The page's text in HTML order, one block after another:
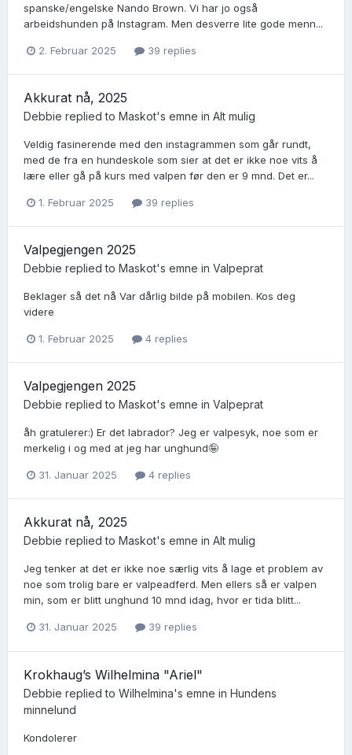
spanske/engelske Nando Brown. Vi har jo også
arbeidshunden på Instagram. Men desverre lite gode menn...
2. Februar 2025 39 replies
Akkurat nå, 2025
Debbie replied to Maskot's emne in Alt mulig
Veldig fasinerende med den instagrammen som går rundt,
med de fra en hundeskole som sier at det er ikke noe vits å
lære eller gå på kurs med valpen før den er 9 mnd. Det er...
1. Februar 2025 39 replies
Valpegjengen 2025
Debbie replied to Maskot's emne in Valpeprat
Beklager så det nå Var dårlig bilde på mobilen. Kos deg
videre
1. Februar 2025 4 replies
Valpegjengen 2025
Debbie replied to Maskot's emne in Valpeprat
åh gratulerer:) Er det labrador? Jeg er valpesyk, noe som er
merkelig i og med at jeg har unghund🤪
31. Januar 2025 4 replies
Akkurat nå, 2025
Debbie replied to Maskot's emne in Alt mulig
Jeg tenker at det er ikke noe særlig vits å lage et problem av
noe som trolig bare er valpeadferd. Men ellers så er valpen
min, som er blitt unghund 10 mnd idag, hvor er tida blitt...
31. Januar 2025 39 replies
Krokhaug’s Wilhelmina "Ariel"
Debbie replied to Wilhelmina's emne in Hundens
minnelund
Kondolerer